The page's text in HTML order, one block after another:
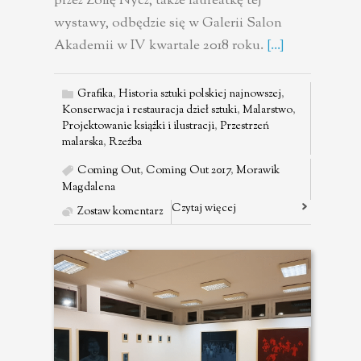
wystawy, odbędzie się w Galerii Salon
Akademii w IV kwartale 2018 roku. [...]
Grafika, Historia sztuki polskiej najnowszej,
Konserwacja i restauracja dzieł sztuki, Malarstwo,
Projektowanie książki i ilustracji, Przestrzeń
malarska, Rzeźba
Coming Out, Coming Out 2017, Morawik
Magdalena
Zostaw komentarz Czytaj więcej